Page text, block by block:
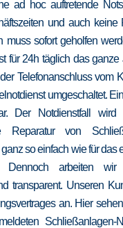
ad hoc auftretende
und auch keine
muss sofort geholfen
für 24h täglich das ganze
Telefonanschluss vom
umgeschaltet.
Der Notdienstfall wird
Reparatur von
so einfach wie für das
Dennoch arbeiten
transparent. Unseren
an. Hier
Schließanlagen-